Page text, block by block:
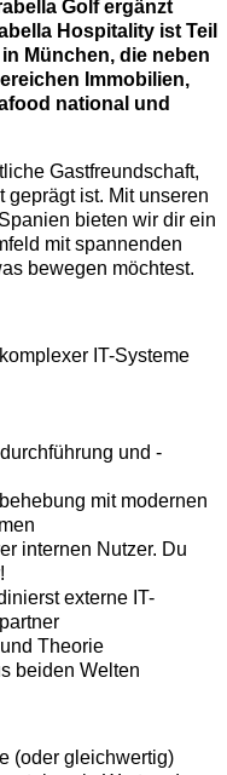
Golf ergänzt
Hospitality ist Teil
München, die neben
Immobilien,
national und
Gastfreundschaft,
ist. Mit unseren
bieten wir dir ein
mit spannenden
bewegen möchtest.
IT-Systeme
und -
mit modernen
internen Nutzer. Du
externe IT-
Theorie
beiden Welten
(oder gleichwertig)